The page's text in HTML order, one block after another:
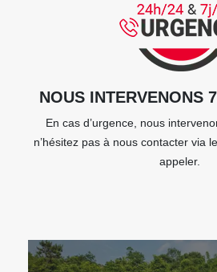
NOUS INTERVENONS
En cas d’urgence, nous
n’hésitez pas à nous contacter via
appeler.